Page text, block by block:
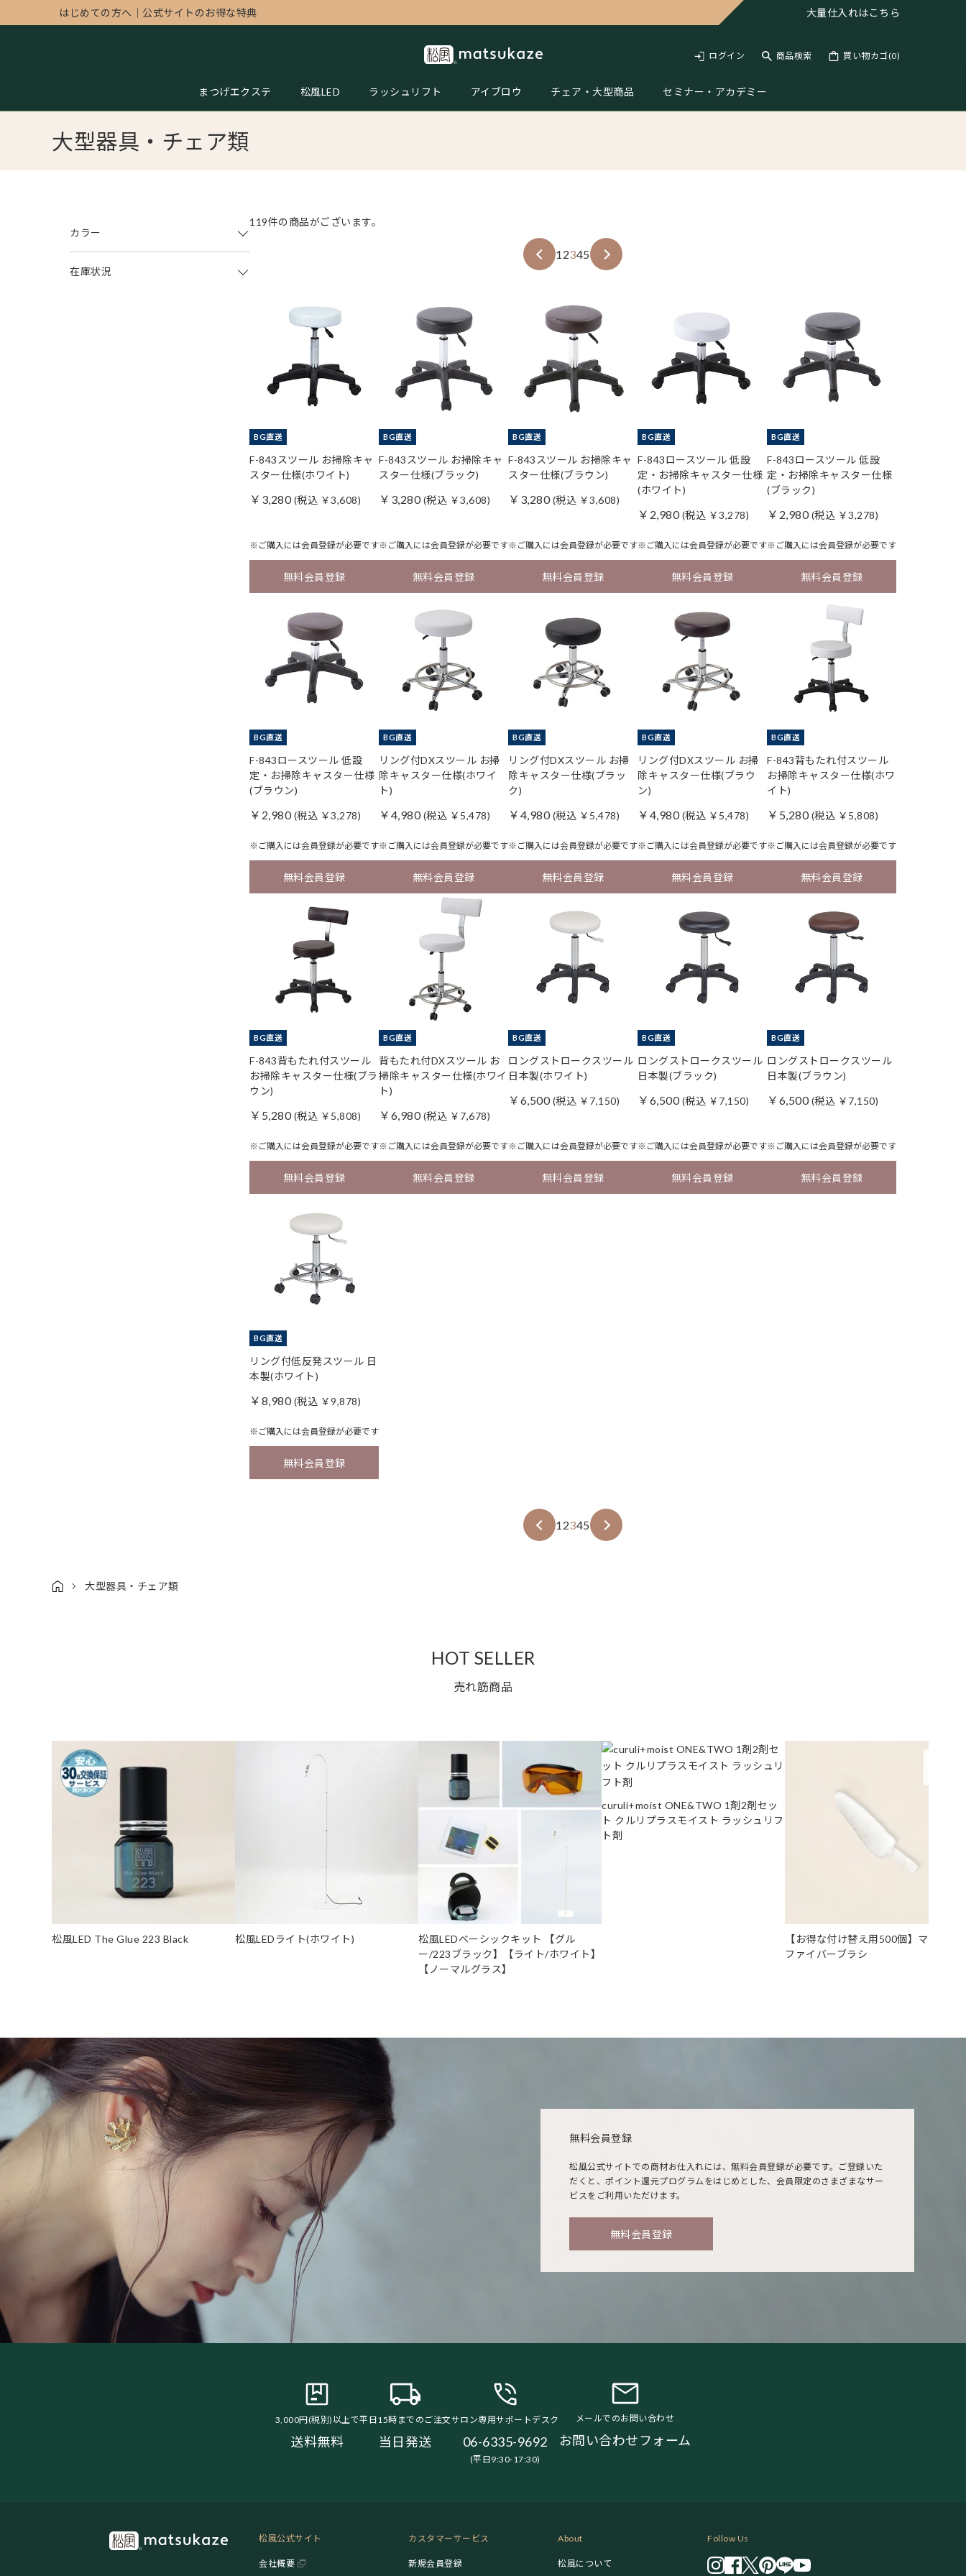
はじめての方へ 公式サイトのお得な特典 大量仕入れはこちら
ログイン 商品検索 買い物カゴ(0)
まつげエクステ 松風LED ラッシュリフト アイブロウ チェア・大型商品 セミナー・アカデミー
大型器具・チェア類
カラー
在庫状況
119件の商品がございます。
1 2345
BG直送
F-843スツール お掃除キャ
スター仕様(ホワイト)
￥3,280(税込 ￥3,608)
※ご購入には会員登録が必要です
無料会員登録
BG直送
F-843スツール お掃除キャ
スター仕様(ブラック)
￥3,280(税込 ￥3,608)
※ご購入には会員登録が必要です
無料会員登録
BG直送
F-843スツール お掃除キャ
スター仕様(ブラウン)
￥3,280(税込 ￥3,608)
※ご購入には会員登録が必要です
無料会員登録
BG直送
F-843ロースツール 低設
定・お掃除キャスター仕様
(ホワイト)
￥2,980(税込 ￥3,278)
※ご購入には会員登録が必要です
無料会員登録
BG直送
F-843ロースツール 低設
定・お掃除キャスター仕様
(ブラック)
￥2,980(税込 ￥3,278)
※ご購入には会員登録が必要です
無料会員登録
BG直送
F-843ロースツール 低設
定・お掃除キャスター仕様
(ブラウン)
￥2,980(税込 ￥3,278)
※ご購入には会員登録が必要です
無料会員登録
BG直送
リング付DXスツール お掃
除キャスター仕様(ホワイ
ト)
￥4,980(税込 ￥5,478)
※ご購入には会員登録が必要です
無料会員登録
BG直送
リング付DXスツール お掃
除キャスター仕様(ブラッ
ク)
￥4,980(税込 ￥5,478)
※ご購入には会員登録が必要です
無料会員登録
BG直送
リング付DXスツール お掃
除キャスター仕様(ブラウ
ン)
￥4,980(税込 ￥5,478)
※ご購入には会員登録が必要です
無料会員登録
BG直送
F-843背もたれ付スツール
お掃除キャスター仕様(ホワ
イト)
￥5,280(税込 ￥5,808)
※ご購入には会員登録が必要です
無料会員登録
BG直送
F-843背もたれ付スツール
お掃除キャスター仕様(ブラ
ウン)
￥5,280(税込 ￥5,808)
※ご購入には会員登録が必要です
無料会員登録
BG直送
背もたれ付DXスツール お
掃除キャスター仕様(ホワイ
ト)
￥6,980(税込 ￥7,678)
※ご購入には会員登録が必要です
無料会員登録
BG直送
ロングストロークスツール
日本製(ホワイト)
￥6,500(税込 ￥7,150)
※ご購入には会員登録が必要です
無料会員登録
BG直送
ロングストロークスツール
日本製(ブラック)
￥6,500(税込 ￥7,150)
※ご購入には会員登録が必要です
無料会員登録
BG直送
ロングストロークスツール
日本製(ブラウン)
￥6,500(税込 ￥7,150)
※ご購入には会員登録が必要です
無料会員登録
BG直送
リング付低反発スツール 日
本製(ホワイト)
￥8,980(税込 ￥9,878)
※ご購入には会員登録が必要です
無料会員登録
1 2345
大型器具・チェア類
HOT SELLER
売れ筋商品
松風LED The Glue 223 Black 松風LEDライト(ホワイト)
松風LEDベーシックキット 【グル
ー/223ブラック】【ライト/ホワイト】
【ノーマルグラス】
curuli+moist ONE&TWO 1剤2剤セッ
ト クルリプラスモイスト ラッシュリフ
ト剤
【お得な付け替え用500個】マイクロ
ファイバーブラシ
無料会員登録
松風公式サイトでの商材お仕入れには、無料会員登録が必要です。ご登録いた
だくと、ポイント還元プログラムをはじめとした、会員限定のさまざまなサー
ビスをご利用いただけます。
無料会員登録
3,000円(税別)以上で
送料無料
平日15時までのご注文
当日発送
サロン専用サポートデスク
06-6335-9692
(平日9:30-17:30)
メールでのお問い合わせ
お問い合わせフォーム
松風公式サイト
会社概要
カスタマーサービス
新規会員登録
About
松風について
Follow Us